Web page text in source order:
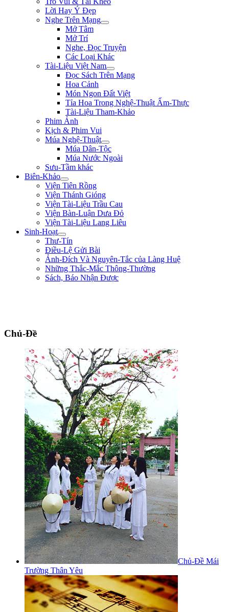
Lời Hay Ý Đẹp
Nghe Trên Mạng
Mở Tâm
Mở Trí
Nghe, Đọc Truyện
Các Loại Khác
Tài-Liệu Việt Nam
Đọc Sách Trên Mạng
Hoa Cảnh
Món Ngon Đất Việt
Tỉa Hoa Trong Nghệ-Thuật Ẩm-Thực
Tài-Liệu Tham-Khảo
Phim Ảnh
Kịch & Phim Vui
Múa Nghệ-Thuật
Múa Dân-Tộc
Múa Nước Ngoài
Sưu-Tầm khác
Biên-Khảo
Viện Tiên Rồng
Viện Thánh Gióng
Viện Tài-Liệu Trầu Cau
Viện Bàn-Luận Dưa Đỏ
Viện Tài-Liệu Lang Liêu
Sinh-Hoạt
Thư-Tín
Điều-Lệ Gửi Bài
Ảnh-Đích Và Nguyên-Tắc của Làng Huệ
Những Thắc-Mắc Thông-Thường
Sách, Báo Nhận Được
Chủ-Đề
Chủ-Đề Mái
Trường Thân Yêu